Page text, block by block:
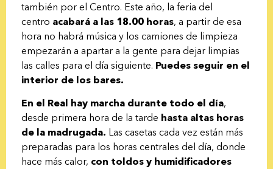
también por el Centro. Este año, la feria del
centro acabará a las 18.00 horas, a partir de esa
hora no habrá música y los camiones de limpieza
empezarán a apartar a la gente para dejar limpias
las calles para el día siguiente. Puedes seguir en el
interior de los bares.
En el Real hay marcha durante todo el día,
desde primera hora de la tarde hasta altas horas
de la madrugada. Las casetas cada vez están más
preparadas para los horas centrales del día, donde
hace más calor, con toldos y humidificadores